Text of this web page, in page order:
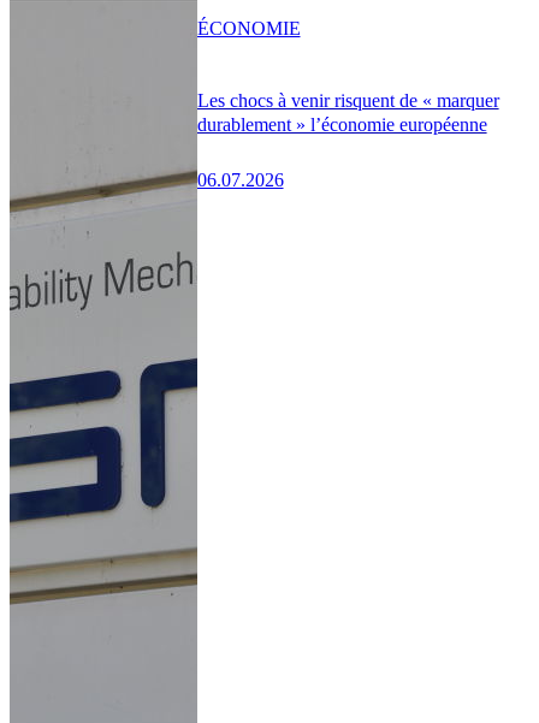
Les chocs à venir risquent de « marquer
durablement » l’économie européenne
06.07.2026
ÉCONOMIE